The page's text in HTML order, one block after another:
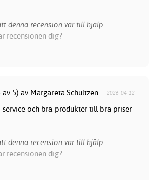
denna recension var till hjälp.
recensionen dig?
5) av Margareta Schultzen 2026-04-12
service och bra produkter till bra priser
denna recension var till hjälp.
recensionen dig?